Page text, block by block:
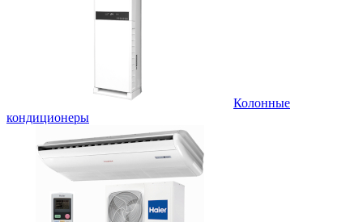
Колонные
кондиционеры